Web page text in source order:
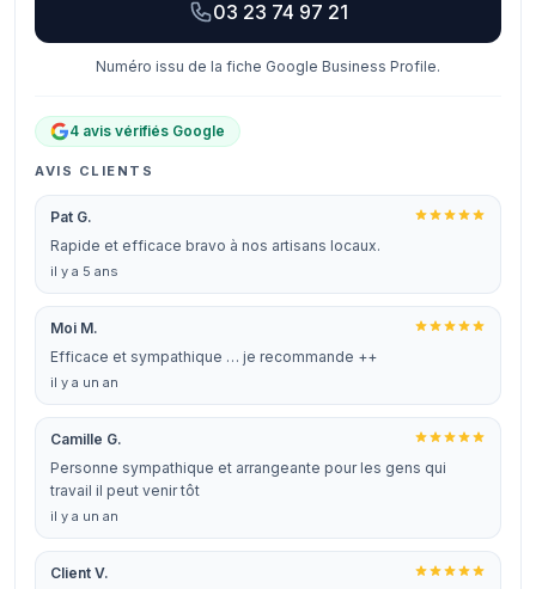
03 23 74 97 21
Numéro issu de la fiche Google Business Profile.
4 avis vérifiés Google
AVIS CLIENTS
Pat G.
Rapide et efficace bravo à nos artisans locaux.
il y a 5 ans
Moi M.
Efficace et sympathique … je recommande ++
il y a un an
Camille G.
Personne sympathique et arrangeante pour les gens qui
travail il peut venir tôt
il y a un an
Client V.